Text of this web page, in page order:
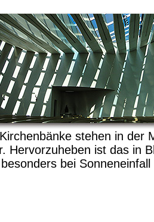
stehen in der
Hervorzuheben ist das in
bei